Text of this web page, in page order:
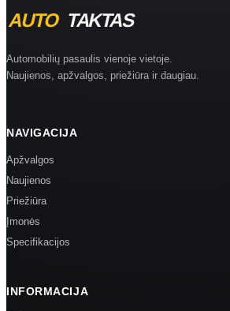
Automobilių pasaulis vienoje vietoje.
Naujienos, apžvalgos, priežiūra ir daugiau.
NAVIGACIJA
Apžvalgos
Naujienos
Priežiūra
Įmonės
Specifikacijos
INFORMACIJA